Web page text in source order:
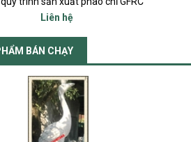
Liên hệ
BÁN CHẠY